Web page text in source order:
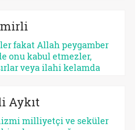
ve modern
fakat Allah peygamber
onu kabul etmezler,
veya ilahi kelamda
mümkündür:
iddia ettikleri kurtarıcı
Aykıt
milliyetçi ve seküler